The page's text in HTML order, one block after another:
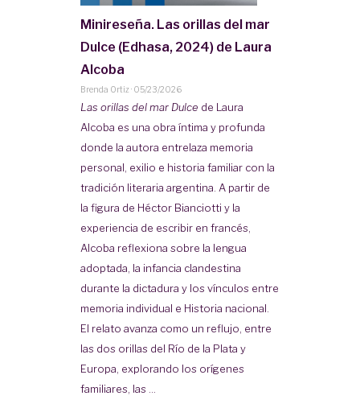
Minireseña. Las orillas del mar
Dulce (Edhasa, 2024) de Laura
Alcoba
Brenda Ortiz · 05/23/2026
Las orillas del mar Dulce de Laura
Alcoba es una obra íntima y profunda
donde la autora entrelaza memoria
personal, exilio e historia familiar con la
tradición literaria argentina. A partir de
la figura de Héctor Bianciotti y la
experiencia de escribir en francés,
Alcoba reflexiona sobre la lengua
adoptada, la infancia clandestina
durante la dictadura y los vínculos entre
memoria individual e Historia nacional.
El relato avanza como un reflujo, entre
las dos orillas del Río de la Plata y
Europa, explorando los orígenes
familiares, las ...